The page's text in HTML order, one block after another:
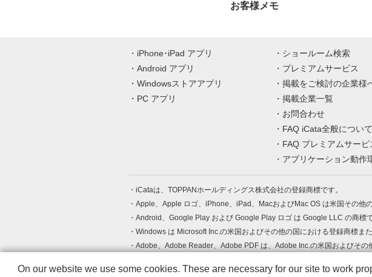
お客様メモ
iPhone･iPad アプリ
Android アプリ
Windowsストアアプリ
PC アプリ
ショールーム検索
プレミアムサービス
掲載をご検討の企業様
掲載企業一覧
お問合わせ
FAQ iCata全般について
FAQ プレミアムサービ
アプリケーション動作
iCataは、TOPPANホールディングス株式会社の登録商標です。
Apple、Apple ロゴ、iPhone、iPad、MacおよびMac OS は米国その他
Android、Google Play および Google Play ロゴ は Google LLC の商標で
Windows は Microsoft Inc.の米国およびその他の国における登録商標また
Adobe、Adobe Reader、Adobe PDF は、Adobe Inc.の米国およびその
On our website we use some cookies. These are necessary for our site to work